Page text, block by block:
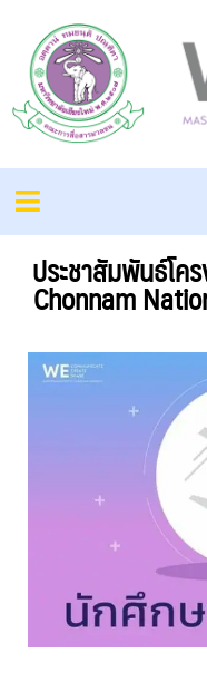
ประชาสัมพันธ์โค
Chonnam